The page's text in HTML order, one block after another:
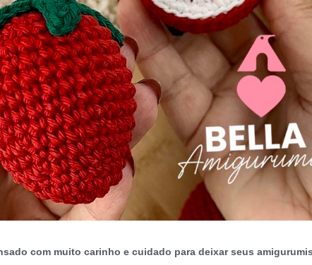
com muito carinho e cuidado para deixar seus